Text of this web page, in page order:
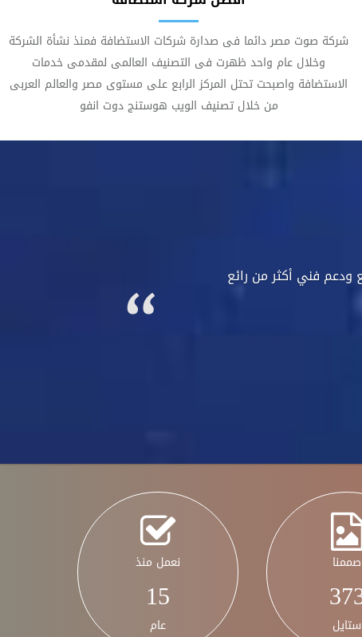
شركة صوت مصر دائما فى صدارة شركات الاستضافة فمنذ نشأة الشركة
وخلال عام واحد ظهرت فى التصنيف العالمى لمقدمى خدمات
الاستضافة واصبحت تحتل المركز الرابع على مستوى مصر والعالم العربى
من خلال تصنيف الويب هوستنج دوت انفو
ودعم فني أكثر من رائع
صممنا
ستايل
نعمل منذ
15
عام